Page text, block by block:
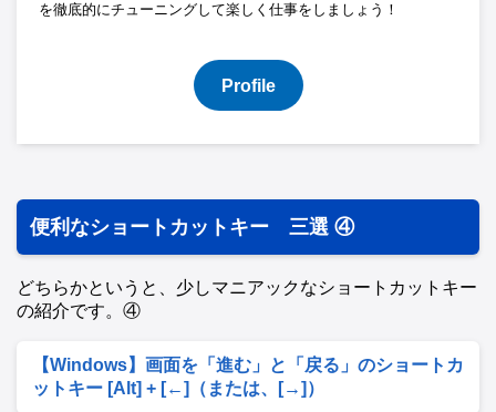
を徹底的にチューニングして楽しく仕事をしましょう！
Profile
便利なショートカットキー 三選 ④
どちらかというと、少しマニアックなショートカットキー
の紹介です。④
【Windows】画面を「進む」と「戻る」のショートカ
ットキー [Alt] + [←]（または、[→]）